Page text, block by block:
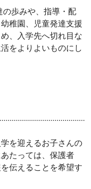
の歩みや、指導・配
稚園、児童発達支援
、入学先へ切れ目な
をよりよいものにし
を迎えるお子さんの
たっては、保護者
伝えることを希望す